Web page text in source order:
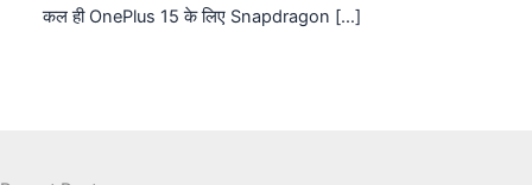
कल ही OnePlus 15 के लिए Snapdragon […]